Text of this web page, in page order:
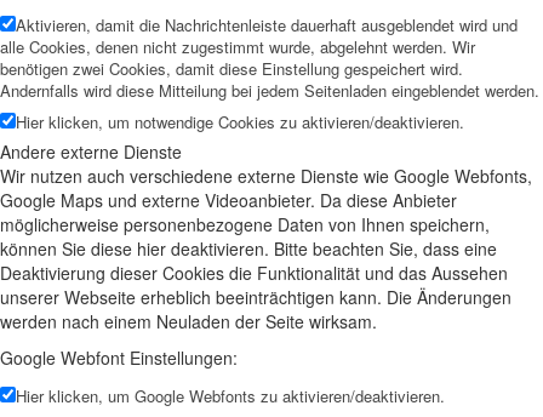
Aktivieren, damit die Nachrichtenleiste dauerhaft ausgeblendet wird und
alle Cookies, denen nicht zugestimmt wurde, abgelehnt werden. Wir
benötigen zwei Cookies, damit diese Einstellung gespeichert wird.
Andernfalls wird diese Mitteilung bei jedem Seitenladen eingeblendet werden.
Hier klicken, um notwendige Cookies zu aktivieren/deaktivieren.
Andere externe Dienste
Wir nutzen auch verschiedene externe Dienste wie Google Webfonts,
Google Maps und externe Videoanbieter. Da diese Anbieter
möglicherweise personenbezogene Daten von Ihnen speichern,
können Sie diese hier deaktivieren. Bitte beachten Sie, dass eine
Deaktivierung dieser Cookies die Funktionalität und das Aussehen
unserer Webseite erheblich beeinträchtigen kann. Die Änderungen
werden nach einem Neuladen der Seite wirksam.
Google Webfont Einstellungen:
Hier klicken, um Google Webfonts zu aktivieren/deaktivieren.